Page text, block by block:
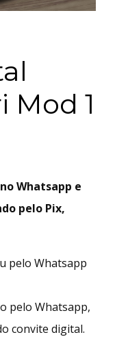
Mod 1
Whatsapp e
pelo Pix,
pelo Whatsapp
pelo Whatsapp,
convite digital.